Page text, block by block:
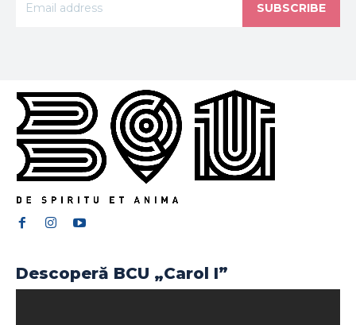
SUBSCRIBE
Descoperă BCU „Carol I”